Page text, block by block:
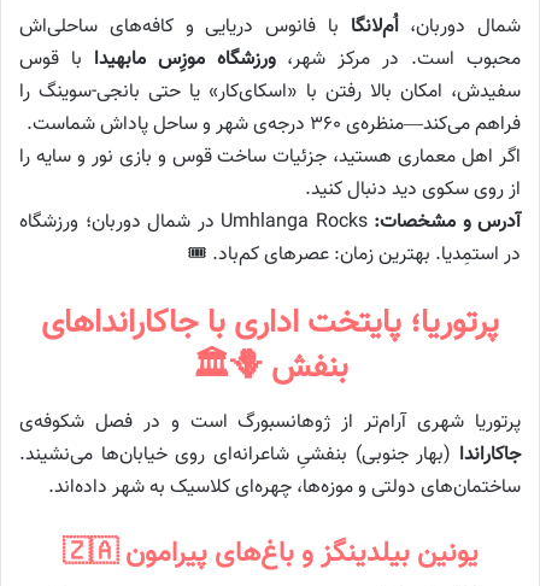
شمال دوربان،اُم‌لانگا با فانوس دریایی و کافه‌های ساحلی‌اش
محبوب است. در مرکز شهر،ورزشگاه موزِس مابهیدا با قوس
سفیدش، امکان بالا رفتن با «اسکای‌کار» یا حتی بانجی-سوینگ را
فراهم می‌کند—منظره‌ی ۳۶۰ درجه‌ی شهر و ساحل پاداش شماست.
اگر اهل معماری هستید، جزئیات ساخت قوس و بازی نور و سایه را
از روی سکوی دید دنبال کنید.
آدرس و مشخصات:
Umhlanga Rocks در شمال دوربان؛ ورزشگاه
در استمِدیا. بهترین زمان: عصرهای کم‌باد. 🎟️
پرتوریا؛ پایتخت اداری با جاکارانداهای
بنفش 🪻🏛️
پرتوریا شهری آرام‌تر از ژوهانسبورگ است و در فصل شکوفه‌ی
جاکاراندا (بهار جنوبی) بنفشیِ شاعرانه‌ای روی خیابان‌ها می‌نشیند.
ساختمان‌های دولتی و موزه‌ها، چهره‌ای کلاسیک به شهر داده‌اند.
یونین بیلدینگز و باغ‌های پیرامون 🇿🇦